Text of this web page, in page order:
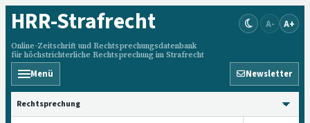
HRR-Strafrecht
Online-Zeitschrift und Rechtsprechungsdatenbank
für höchstrichterliche Rechtsprechung im Strafrecht
A- A+
Menü Newsletter
HRRS durchsuchen